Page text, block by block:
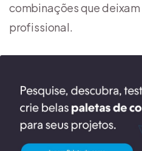
combinações que
profissional.